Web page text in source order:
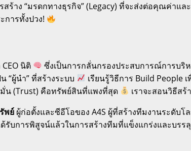
สร้าง “มรดกทางธุรกิจ” (Legacy) ที่จะส่งต่อคุณค่าแ
การทั้งปวง!
นิติ
ซึ่งเป็นการกลั่นกรองประสบการณ์การบริ
“ผู้นำ” ที่สร้างระบบ
เรียนรู้วิธีการ Build People
น (Trust) คือทรัพย์สินที่แพงที่สุด
เราจะสอนวิธีส
พย์ ผู้ก่อตั้งและซีอีโอของ A4S ผู้ที่สร้างทีมงานระดับ
รับการพิสูจน์แล้วในการสร้างทีมที่แข็งแกร่งและบร